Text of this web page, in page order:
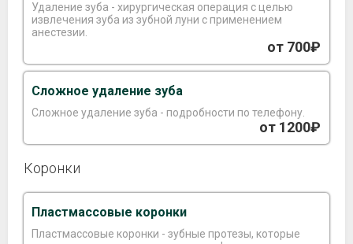
Удаление зуба - хирургическая операция с целью
извлечения зуба из зубной луни с применением
анестезии.
от 700₽
Сложное удаление зуба
Сложное удаление зуба - подробности по телефону.
от 1200₽
Коронки
Пластмассовые коронки
Пластмассовые коронки - зубные протезы, которые